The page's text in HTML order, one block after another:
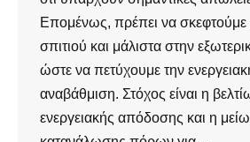
Επομένως, πρέπει να σκεφτούμε
σπιτιού και μάλιστα στην
ώστε να πετύχουμε την
αναβάθμιση. Στόχος είναι η
ενεργειακής απόδοσης και η